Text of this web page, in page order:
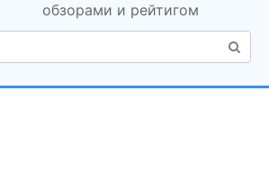
обзорами и рейтигом